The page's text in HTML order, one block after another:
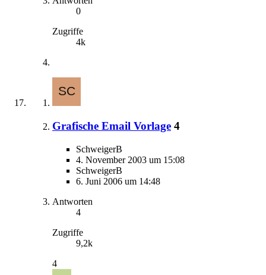
0
Zugriffe
4k
Grafische Email Vorlage 4
SchweigerB
4. November 2003 um 15:08
SchweigerB
6. Juni 2006 um 14:48
Antworten
4
Zugriffe
9,2k
4